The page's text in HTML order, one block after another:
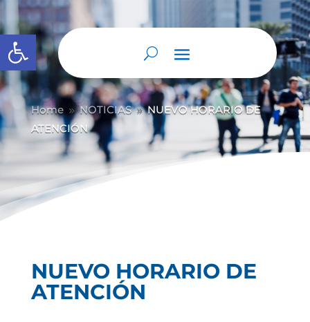
Abrir barra de herramientas
Home 9 NOTICIAS 9 NUEVO HORARIO DE
ATENCIÓN
NUEVO HORARIO DE
ATENCIÓN